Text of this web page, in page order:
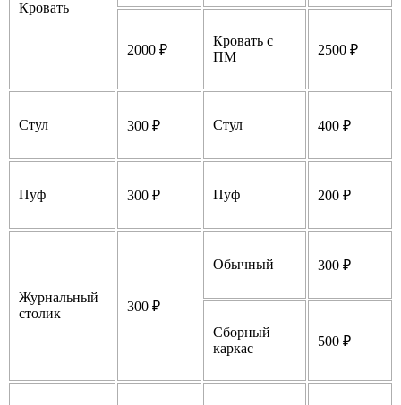
Кровать
2000 ₽
Кровать с
ПМ
2500 ₽
Стул 300 ₽ Стул 400 ₽
Пуф 300 ₽ Пуф 200 ₽
Журнальный
столик
300 ₽
Обычный 300 ₽
Сборный
каркас
500 ₽